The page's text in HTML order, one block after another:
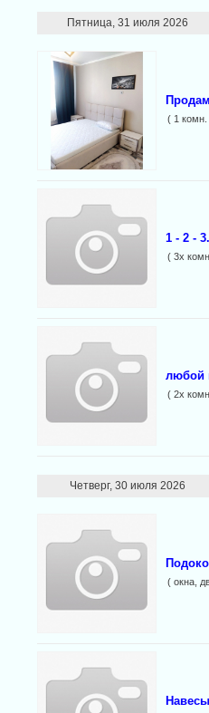
Пятница, 31 июля 2026
( 1 комн.
1 - 2 -
( 3х
любой
( 2х
Четверг, 30 июля 2026
( окна,